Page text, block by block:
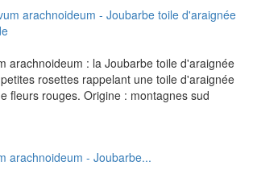
arachnoideum : la Joubarbe toile d'araignée
rosettes rappelant une toile d'araignée
fleurs rouges. Origine : montagnes sud
arachnoideum - Joubarbe...